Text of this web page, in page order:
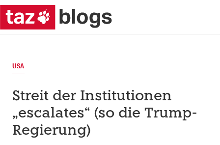
USA
Streit der Institutionen
„escalates“ (so die Trump-
Regierung)